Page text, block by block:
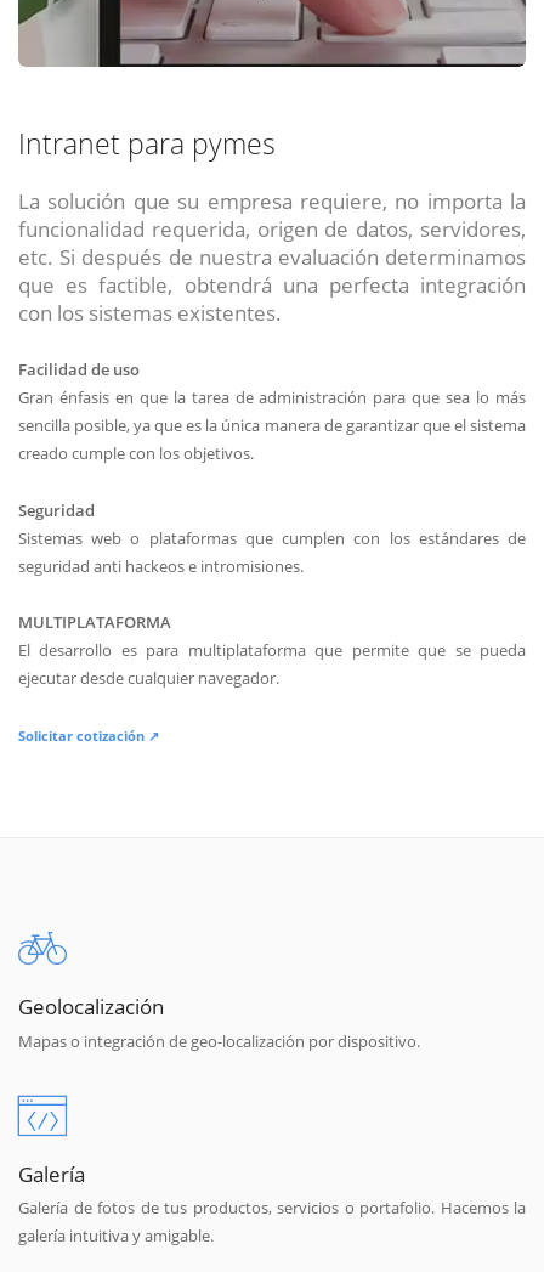
Intranet para pymes
La solución que su empresa requiere, no importa la
funcionalidad requerida, origen de datos, servidores,
etc. Si después de nuestra evaluación determinamos
que es factible, obtendrá una perfecta integración
con los sistemas existentes.
Facilidad de uso
Gran énfasis en que la tarea de administración para que sea lo más
sencilla posible, ya que es la única manera de garantizar que el sistema
creado cumple con los objetivos.
Seguridad
Sistemas web o plataformas que cumplen con los estándares de
seguridad anti hackeos e intromisiones.
MULTIPLATAFORMA
El desarrollo es para multiplataforma que permite que se pueda
ejecutar desde cualquier navegador.
Solicitar cotización ↗
Geolocalización
Mapas o integración de geo-localización por dispositivo.
Galería
Galería de fotos de tus productos, servicios o portafolio. Hacemos la
galería intuitiva y amigable.